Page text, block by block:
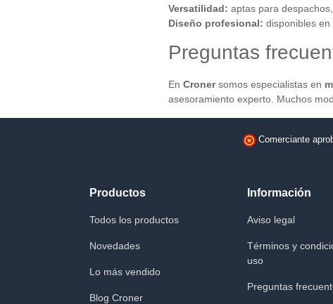
Versatilidad: aptas para
Diseño profesional: disponibles en
Preguntas
En Cronersomos especialistas en
asesoramiento experto. Muchos
Comerciante
Productos
Todos los productos
Novedades
Lo más vendido
Blog Croner
Información
Aviso legal
Términos y
uso
Preguntas